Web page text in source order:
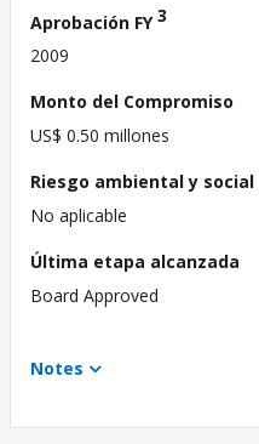
Aprobación FY3
2009
Monto del Compromiso
US$ 0.50 millones
Riesgo ambiental y social
No aplicable
Última etapa alcanzada
Board Approved
Notes